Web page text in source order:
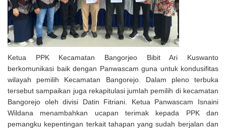
Ketua PPK Kecamatan Bangorjeo Bibit Ari Kuswanto
berkomunikasi baik dengan Panwascam guna untuk kondusifitas
wilayah pemilih Kecamatan Bangorejo. Dalam pleno terbuka
tersebut sampaikan juga rekapitulasi jumlah pemilih di kecamatan
Bangorejo oleh divisi Datin Fitriani. Ketua Panwascam Isnaini
Wildana menambahkan ucapan terimak kepada PPK dan
pemangku kepentingan terkait tahapan yang sudah berjalan dan